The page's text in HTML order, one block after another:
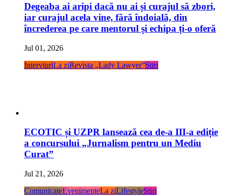
Degeaba ai aripi dacă nu ai și curajul să zbori,
iar curajul acela vine, fără îndoială, din
încrederea pe care mentorul și echipa ți-o oferă
Jul 01, 2026
InterviuriLa ziRevista „Lady Lawyer”Ştiri
ECOTIC și UZPR lansează cea de-a III-a ediție
a concursului „Jurnalism pentru un Mediu
Curat”
Jul 21, 2026
ComunicateEvenimenteLa ziLifestyleŞtiri